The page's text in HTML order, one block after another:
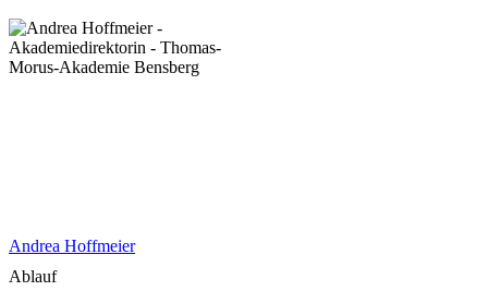
Andrea Hoffmeier
Ablauf